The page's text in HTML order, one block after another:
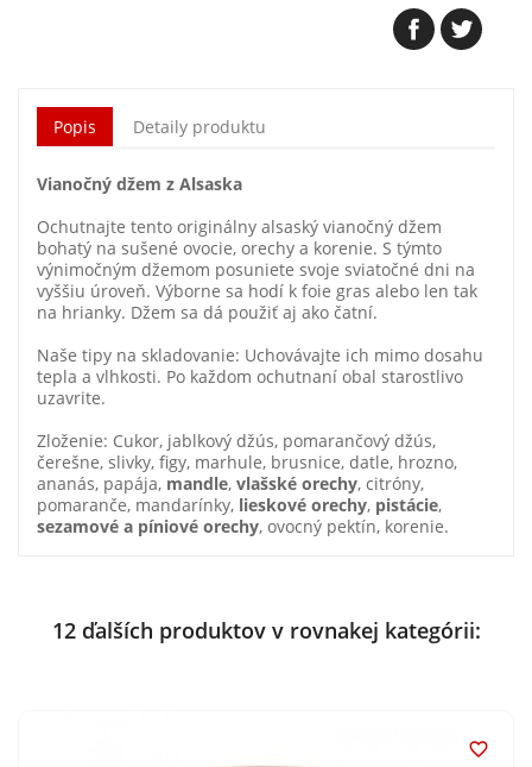
Popis Detaily produktu
Vianočný džem z Alsaska
Ochutnajte tento originálny alsaský vianočný džem
bohatý na sušené ovocie, orechy a korenie. S týmto
výnimočným džemom posuniete svoje sviatočné dni na
vyššiu úroveň. Výborne sa hodí k foie gras alebo len tak
na hrianky. Džem sa dá použiť aj ako čatní.
Naše tipy na skladovanie: Uchovávajte ich mimo dosahu
tepla a vlhkosti. Po každom ochutnaní obal starostlivo
uzavrite.
Zloženie: Cukor, jablkový džús, pomarančový džús,
čerešne, slivky, figy, marhule, brusnice, datle, hrozno,
ananás, papája, mandle, vlašské orechy, citróny,
pomaranče, mandarínky, lieskové orechy, pistácie,
sezamové a píniové orechy, ovocný pektín, korenie.
12 ďalších produktov v rovnakej kategórii:
